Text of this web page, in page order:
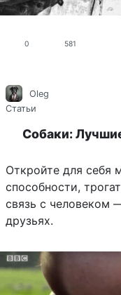
0 581
Oleg
Статьи
Собаки:
Откройте для себя
способности,
связь с человеком
друзьях.